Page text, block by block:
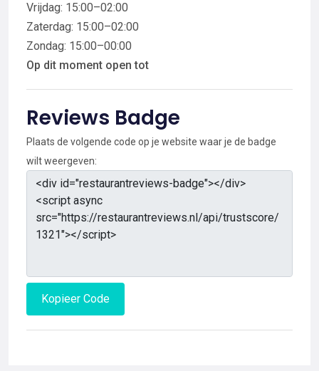
Vrijdag: 15:00–02:00
Zaterdag: 15:00–02:00
Zondag: 15:00–00:00
Op dit moment open tot
Reviews Badge
Plaats de volgende code op je website waar je de badge
wilt weergeven:
Kopieer Code